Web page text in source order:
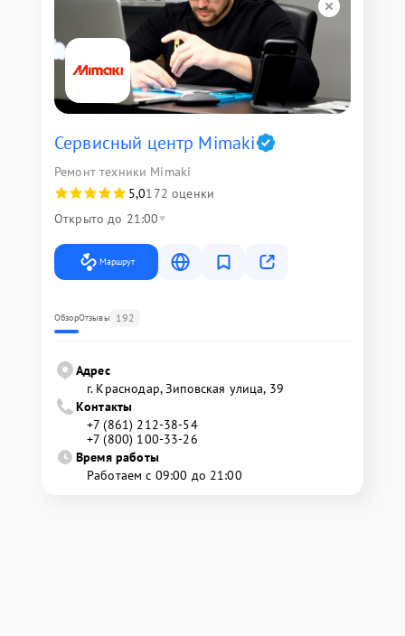
Сервисный центр Mimaki
Ремонт техники Mimaki
5,0172 оценки
Открыто до 21:00
Маршрут
ОбзорОтзывы 192
Адрес
г. Краснодар, Зиповская улица, 39
Контакты
+7 (861) 212-38-54
+7 (800) 100-33-26
Время работы
Работаем с 09:00 до 21:00